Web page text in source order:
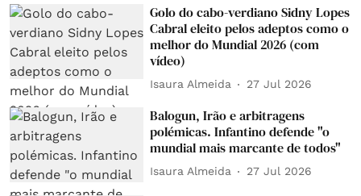
Golo do cabo-verdiano Sidny Lopes
Cabral eleito pelos adeptos como o
melhor do Mundial 2026 (com
vídeo)
Isaura Almeida 27 Jul 2026
Balogun, Irão e arbitragens
polémicas. Infantino defende "o
mundial mais marcante de todos"
Isaura Almeida 27 Jul 2026